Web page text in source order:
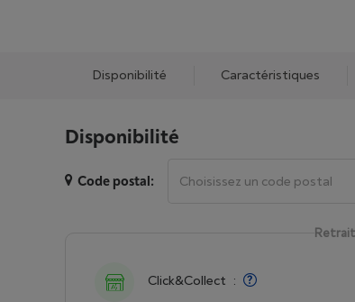
Disponibilité Caractéristiques
Disponibilité
Code postal:
Retrait
Click&Collect :